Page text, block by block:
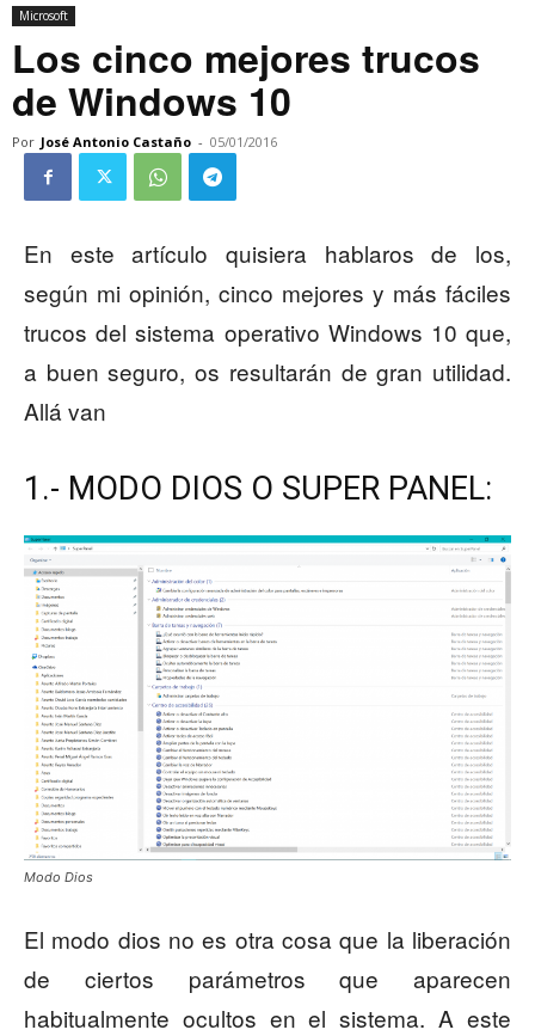
Microsoft
Los cinco mejores trucos
de Windows 10
Por José Antonio Castaño - 05/01/2016
En este artículo quisiera hablaros de los,
según mi opinión, cinco mejores y más fáciles
trucos del sistema operativo Windows 10 que,
a buen seguro, os resultarán de gran utilidad.
Allá van
1.- MODO DIOS O SUPER PANEL:
Modo Dios
El modo dios no es otra cosa que la liberación
de ciertos parámetros que aparecen
habitualmente ocultos en el sistema. A este